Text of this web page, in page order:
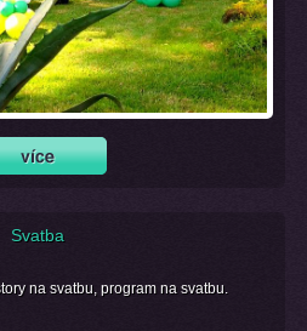
Svatba
na svatbu, program na svatbu.